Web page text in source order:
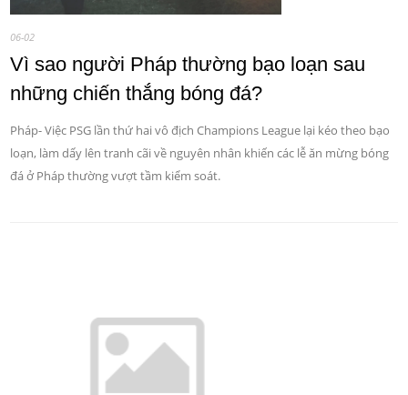
06-02
Vì sao người Pháp thường bạo loạn sau
những chiến thắng bóng đá?
Pháp- Việc PSG lần thứ hai vô địch Champions League lại kéo theo bạo
loạn, làm dấy lên tranh cãi về nguyên nhân khiến các lễ ăn mừng bóng
đá ở Pháp thường vượt tầm kiểm soát.